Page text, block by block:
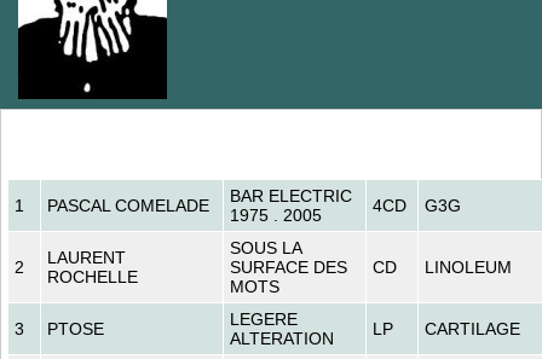
1 PASCAL COMELADE
BAR ELECTRIC
1975 . 2005
4CD G3G
2
LAURENT
ROCHELLE
SOUS LA
SURFACE DES
MOTS
CD LINOLEUM
3 PTOSE
LEGERE
ALTERATION
LP CARTILAGE